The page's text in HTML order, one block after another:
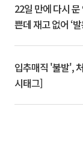
22일 만에 다시
쁜데 재고 없어 ‘
입추매직 '불발',
시태그]